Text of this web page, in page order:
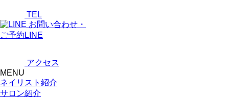
TEL
お問い合わせ・
ご予約LINE
アクセス
MENU
ネイリスト紹介
サロン紹介